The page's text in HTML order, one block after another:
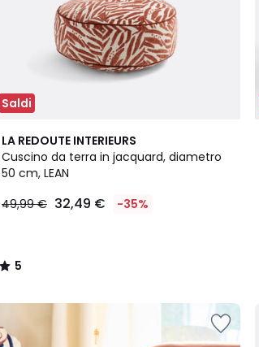
Saldi
LA REDOUTE INTERIEURS
Cuscino da terra in jacquard, diametro
50 cm, LEAN
49,99 € 32,49 € -35%
5
/
5
5
/